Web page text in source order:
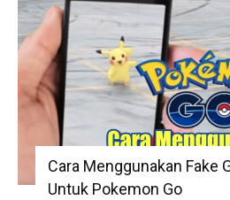
Cara Menggunakan Fake
Untuk Pokemon Go